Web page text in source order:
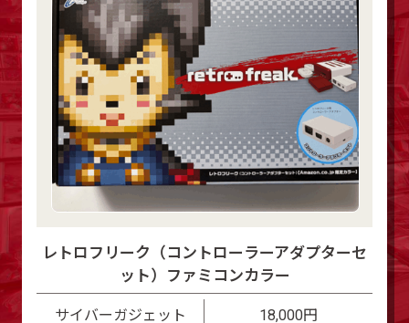
レトロフリーク（コントローラーアダプターセ
ット）ファミコンカラー
サイバーガジェット 18,000円